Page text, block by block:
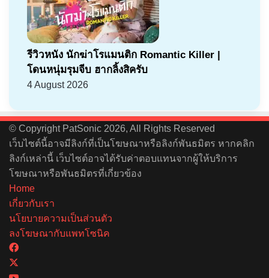
รีวิวหนัง นักฆ่าโรแมนติก Romantic Killer |
โดนหนุ่มรุมจีบ ฮากลิ้งสิครับ
4 August 2026
© Copyright PatSonic 2026, All Rights Reserved
เว็บไซต์นี้อาจมีลิงก์ที่เป็นโฆษณาหรือลิงก์พันธมิตร หากคลิก
ลิงก์เหล่านี้ เว็บไซต์อาจได้รับค่าตอบแทนจากผู้ให้บริการ
โฆษณาหรือพันธมิตรที่เกี่ยวข้อง
Home
เกี่ยวกับเรา
นโยบายความเป็นส่วนตัว
ลงโฆษณากับแพทโซนิค